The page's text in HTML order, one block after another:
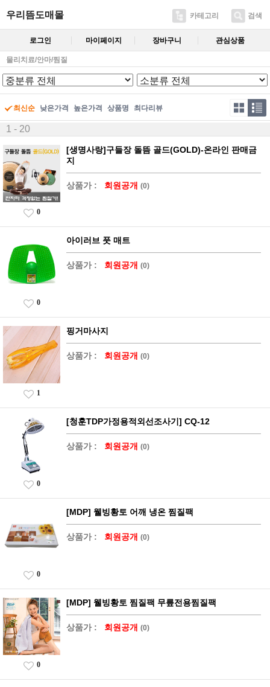
우리뜸도매몰 카테고리 검색
로그인 마이페이지 장바구니 관심상품
물리치료/안마/찜질
최신순 낮은가격 높은가격 상품명 최다리뷰
1 - 20
[생명사랑]구들장 돌뜸 골드(GOLD)-온라인 판매금
지
상품가 : 회원공개 (0)
0
아이러브 풋 매트
상품가 : 회원공개 (0)
0
핑거마사지
상품가 : 회원공개 (0)
1
[청훈TDP가정용적외선조사기] CQ-12
상품가 : 회원공개 (0)
0
[MDP] 웰빙황토 어깨 냉온 찜질팩
상품가 : 회원공개 (0)
0
[MDP] 웰빙황토 찜질팩 무릎전용찜질팩
상품가 : 회원공개 (0)
0